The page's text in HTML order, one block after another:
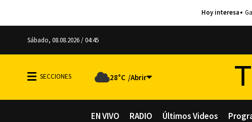
Sábado, 08.08.2026 / 04:45
28°C
EN VIVO RADIO Últimos Videos